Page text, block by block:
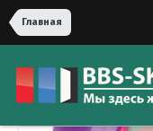
Главная